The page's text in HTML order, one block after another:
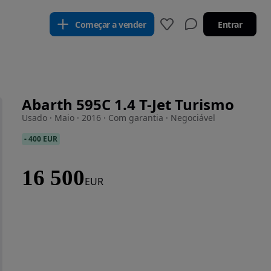
Começar a vender Entrar
Abarth 595C 1.4 T-Jet Turismo
Usado · Maio · 2016 · Com garantia · Negociável
-400 EUR
16 500EUR